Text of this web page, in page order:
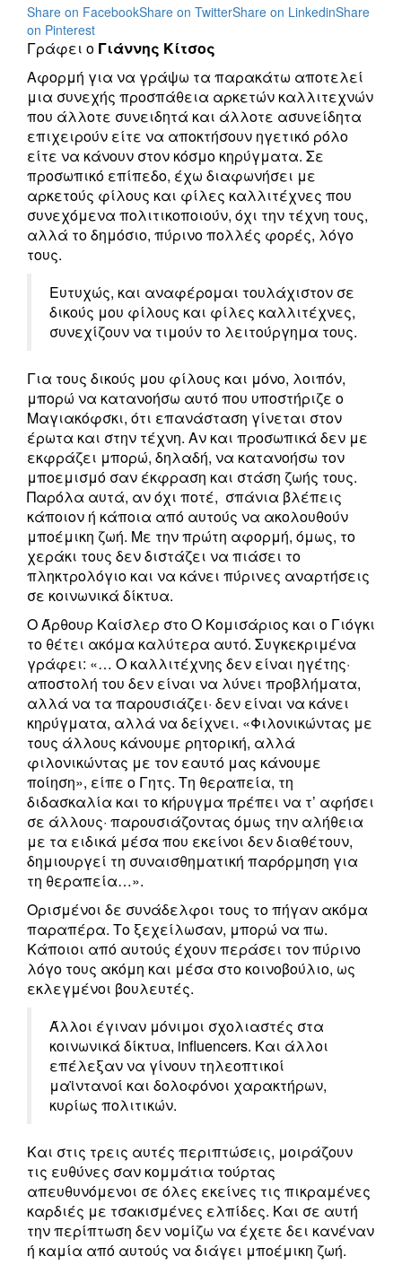
Share on FacebookShare on TwitterShare on LinkedinShare
on Pinterest
Γράφει ο Γιάννης Κίτσος
Αφορμή για να γράψω τα παρακάτω αποτελεί
μια συνεχής προσπάθεια αρκετών καλλιτεχνών
που άλλοτε συνειδητά και άλλοτε ασυνείδητα
επιχειρούν είτε να αποκτήσουν ηγετικό ρόλο
είτε να κάνουν στον κόσμο κηρύγματα. Σε
προσωπικό επίπεδο, έχω διαφωνήσει με
αρκετούς φίλους και φίλες καλλιτέχνες που
συνεχόμενα πολιτικοποιούν, όχι την τέχνη τους,
αλλά το δημόσιο, πύρινο πολλές φορές, λόγο
τους.
Ευτυχώς, και αναφέρομαι τουλάχιστον σε
δικούς μου φίλους και φίλες καλλιτέχνες,
συνεχίζουν να τιμούν το λειτούργημα τους.
Για τους δικούς μου φίλους και μόνο, λοιπόν,
μπορώ να κατανοήσω αυτό που υποστήριζε ο
Μαγιακόφσκι, ότι επανάσταση γίνεται στον
έρωτα και στην τέχνη. Αν και προσωπικά δεν με
εκφράζει μπορώ, δηλαδή, να κατανοήσω τον
μποεμισμό σαν έκφραση και στάση ζωής τους.
Παρόλα αυτά, αν όχι ποτέ, σπάνια βλέπεις
κάποιον ή κάποια από αυτούς να ακολουθούν
μποέμικη ζωή. Με την πρώτη αφορμή, όμως, το
χεράκι τους δεν διστάζει να πιάσει το
πληκτρολόγιο και να κάνει πύρινες αναρτήσεις
σε κοινωνικά δίκτυα.
Ο Άρθουρ Καίσλερ στο Ο Κομισάριος και ο Γιόγκι
το θέτει ακόμα καλύτερα αυτό. Συγκεκριμένα
γράφει: «… Ο καλλιτέχνης δεν είναι ηγέτης·
αποστολή του δεν είναι να λύνει προβλήματα,
αλλά να τα παρουσιάζει· δεν είναι να κάνει
κηρύγματα, αλλά να δείχνει. «Φιλονικώντας με
τους άλλους κάνουμε ρητορική, αλλά
φιλονικώντας με τον εαυτό μας κάνουμε
ποίηση», είπε ο Γητς. Τη θεραπεία, τη
διδασκαλία και το κήρυγμα πρέπει να τ’ αφήσει
σε άλλους· παρουσιάζοντας όμως την αλήθεια
με τα ειδικά μέσα που εκείνοι δεν διαθέτουν,
δημιουργεί τη συναισθηματική παρόρμηση για
τη θεραπεία…».
Ορισμένοι δε συνάδελφοι τους το πήγαν ακόμα
παραπέρα. Το ξεχείλωσαν, μπορώ να πω.
Κάποιοι από αυτούς έχουν περάσει τον πύρινο
λόγο τους ακόμη και μέσα στο κοινοβούλιο, ως
εκλεγμένοι βουλευτές.
Άλλοι έγιναν μόνιμοι σχολιαστές στα
κοινωνικά δίκτυα, influencers. Και άλλοι
επέλεξαν να γίνουν τηλεοπτικοί
μαϊντανοί και δολοφόνοι χαρακτήρων,
κυρίως πολιτικών.
Και στις τρεις αυτές περιπτώσεις, μοιράζουν
τις ευθύνες σαν κομμάτια τούρτας
απευθυνόμενοι σε όλες εκείνες τις πικραμένες
καρδιές με τσακισμένες ελπίδες. Και σε αυτή
την περίπτωση δεν νομίζω να έχετε δει κανέναν
ή καμία από αυτούς να διάγει μποέμικη ζωή.